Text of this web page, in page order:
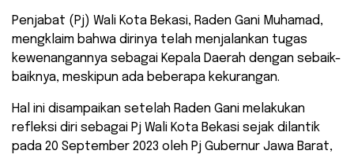
Penjabat (Pj) Wali Kota Bekasi, Raden Gani Muhamad,
mengklaim bahwa dirinya telah menjalankan tugas
kewenangannya sebagai Kepala Daerah dengan sebaik-
baiknya, meskipun ada beberapa kekurangan.
Hal ini disampaikan setelah Raden Gani melakukan
refleksi diri sebagai Pj Wali Kota Bekasi sejak dilantik
pada 20 September 2023 oleh Pj Gubernur Jawa Barat,